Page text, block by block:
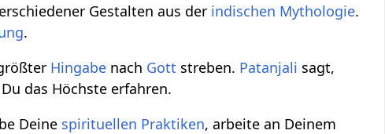
Gestalten aus der indischen Mythologie.
.
Hingabe nach Gott streben. Patanjali sagt,
das Höchste erfahren.
Deine spirituellen Praktiken, arbeite an Deinem